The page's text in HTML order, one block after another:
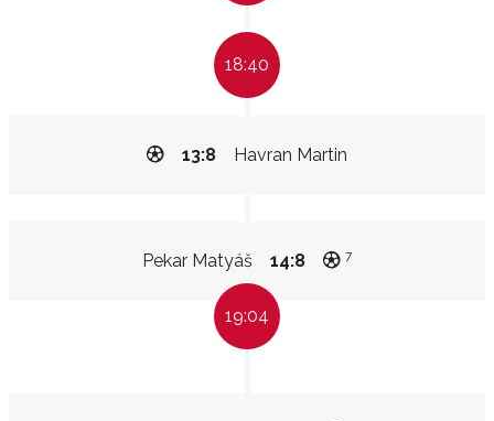
18:40
Havran Martin
13:8
Pekar Matyáš 14:8 7
19:04